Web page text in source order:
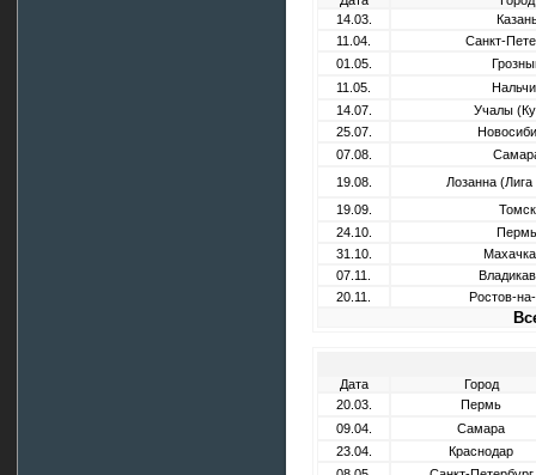
14.03.
11.04.
Санкт-
01.05.
11.05.
14.07.
Учалы
25.07.
07.08.
19.08.
Лозанна
19.09.
Томск
24.10.
Пермь
31.10.
07.11.
20.11.
Ростов-
Дата
Город
20.03.
Пермь
09.04.
Самара
23.04.
Краснодар